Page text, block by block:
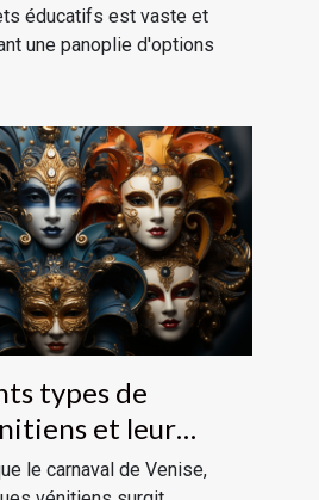
éducatifs est vaste et
une panoplie d'options
types de
et leur
historique
le carnaval de Venise,